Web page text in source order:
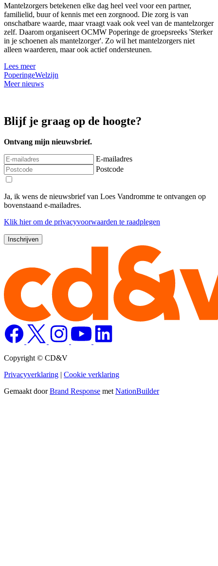
Mantelzorgers betekenen elke dag heel veel voor een partner,
familielid, buur of kennis met een zorgnood. Die zorg is van
onschatbare waarde, maar vraagt vaak ook veel van de mantelzorger
zelf. Daarom organiseert OCMW Poperinge de groepsreeks 'Sterker
in je schoenen als mantelzorger'. Zo wil het mantelzorgers niet
alleen waarderen, maar ook actief ondersteunen.
Lees meer
PoperingeWelzijn
Meer nieuws
Blijf je graag op de hoogte?
Ontvang mijn nieuwsbrief.
E-mailadres
Postcode
Ja, ik wens de nieuwsbrief van Loes Vandromme te ontvangen op
bovenstaand e-mailadres.
Klik hierom de privacyvoorwaarden te raadplegen
Copyright © CD&V
Privacyverklaring | Cookie verklaring
Gemaakt doorBrand Response met NationBuilder